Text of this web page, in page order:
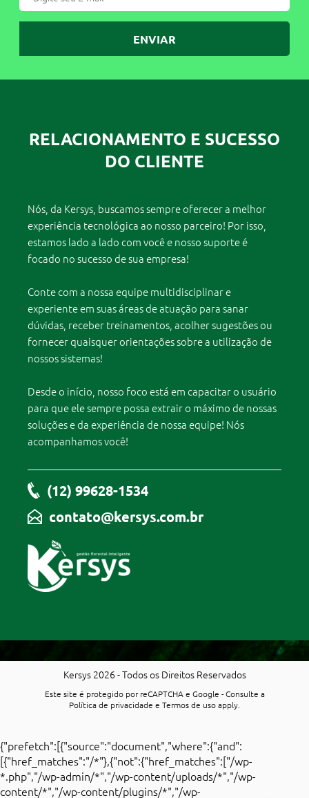
RELACIONAMENTO E SUCESSO
DO CLIENTE
Nós, da Kersys, buscamos sempre oferecer a melhor
experiência tecnológica ao nosso parceiro! Por isso,
estamos lado a lado com você e nosso suporte é
focado no sucesso de sua empresa!
Conte com a nossa equipe multidisciplinar e
experiente em suas áreas de atuação para sanar
dúvidas, receber treinamentos, acolher sugestões ou
fornecer quaisquer orientações sobre a utilização de
nossos sistemas!
Desde o início, nosso foco está em capacitar o usuário
para que ele sempre possa extrair o máximo de nossas
soluções e da experiência de nossa equipe! Nós
acompanhamos você!
(12) 99628-1534
contato@kersys.com.br
ENVIAR
Kersys 2026 - Todos os Direitos Reservados
Este site é protegido por reCAPTCHA e Google - Consulte a
Política de privacidade e Termos de usoapply.
{"prefetch":[{"source":"document","where":{"and":
[{"href_matches":"/*"},{"not":{"href_matches":["/wp-
*.php","/wp-admin/*","/wp-content/uploads/*","/wp-
content/*","/wp-content/plugins/*","/wp-